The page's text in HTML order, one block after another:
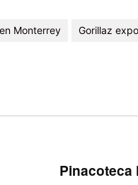
Monterrey Gorillaz
Pinacoteca